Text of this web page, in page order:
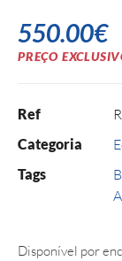
550.00€
PREÇO
Ref
Categoria
Tags
Disponível por